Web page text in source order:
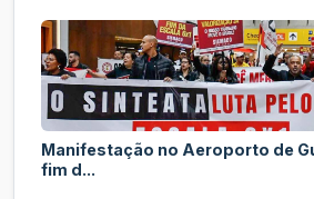
Manifestação no Aeroporto de
fim d...